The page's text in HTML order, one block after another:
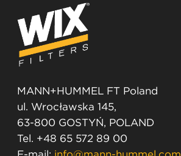
MANN+HUMMEL FT Poland
ul. Wrocławska 145,
63-800 GOSTYŃ, POLAND
Tel. +48 65 572 89 00